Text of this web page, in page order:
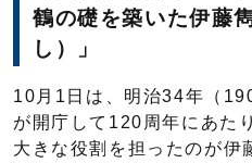
鶴の礎を築いた伊藤
し）」
10月1日は、明治34年（
が開庁して120周年にあた
大きな役割を担ったのが伊